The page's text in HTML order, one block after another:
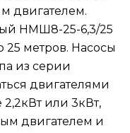
двигателем.
НМШ8-25-6,3/25
25 метров. Насосы
из серии
двигателями
2,2кВт или 3кВт,
двигателем и